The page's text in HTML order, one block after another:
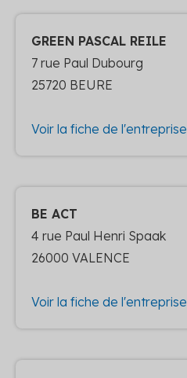
GREEN PASCAL REILE
7 rue Paul Dubourg
25720 BEURE
Voir la fiche de l'entreprise
BE ACT
4 rue Paul Henri Spaak
26000 VALENCE
Voir la fiche de l'entreprise